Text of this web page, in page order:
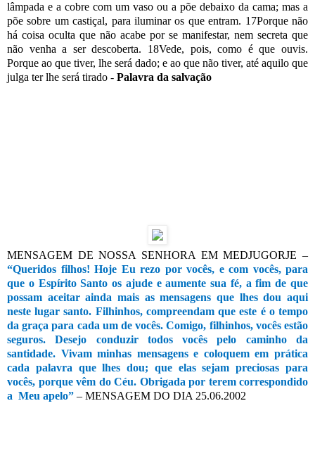
lâmpada e a cobre com um vaso ou a põe debaixo da cama; mas a
põe sobre um castiçal, para iluminar os que entram. 17Porque não
há coisa oculta que não acabe por se manifestar, nem secreta que
não venha a ser descoberta. 18Vede, pois, como é que ouvis.
Porque ao que tiver, lhe será dado; e ao que não tiver, até aquilo que
julga ter lhe será tirado - Palavra da salvação
MENSAGEM DE NOSSA SENHORA EM MEDJUGORJE –
“Queridos filhos! Hoje Eu rezo por vocês, e com vocês, para
que o Espírito Santo os ajude e aumente sua fé, a fim de que
possam aceitar ainda mais as mensagens que lhes dou aqui
neste lugar santo. Filhinhos, compreendam que este é o tempo
da graça para cada um de vocês. Comigo, filhinhos, vocês estão
seguros. Desejo conduzir todos vocês pelo caminho da
santidade. Vivam minhas mensagens e coloquem em prática
cada palavra que lhes dou; que elas sejam preciosas para
vocês, porque vêm do Céu. Obrigada por terem correspondido
a Meu apelo” – MENSAGEM DO DIA 25.06.2002